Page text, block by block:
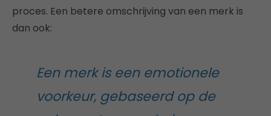
proces. Een betere omschrijving van een merk is
dan ook:
Een merk is een emotionele
voorkeur, gebaseerd op de